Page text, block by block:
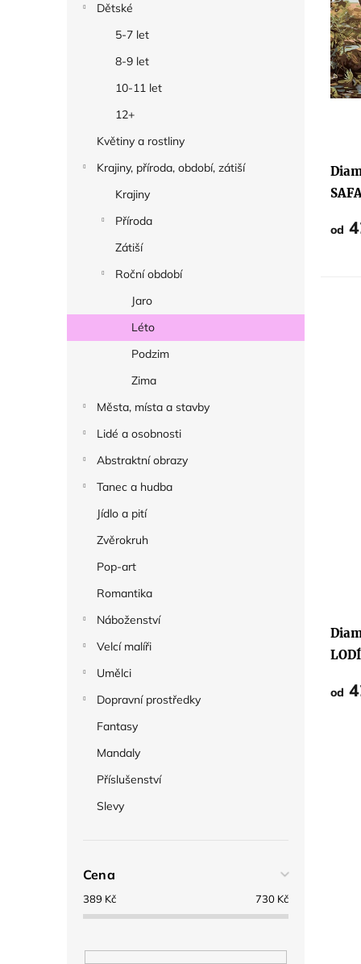
Dětské
5-7 let
8-9 let
10-11 let
12+
Květiny a rostliny
Krajiny, příroda, období, zátiší
Krajiny
Příroda
Zátiší
Roční období
Jaro
Léto
Podzim
Zima
Města, místa a stavby
Lidé a osobnosti
Abstraktní obrazy
Tanec a hudba
Jídlo a pití
Zvěrokruh
Pop-art
Romantika
Náboženství
Velcí malíři
Umělci
Dopravní prostředky
Fantasy
Mandaly
Příslušenství
Slevy
Cena
389 Kč 730 Kč
od
od